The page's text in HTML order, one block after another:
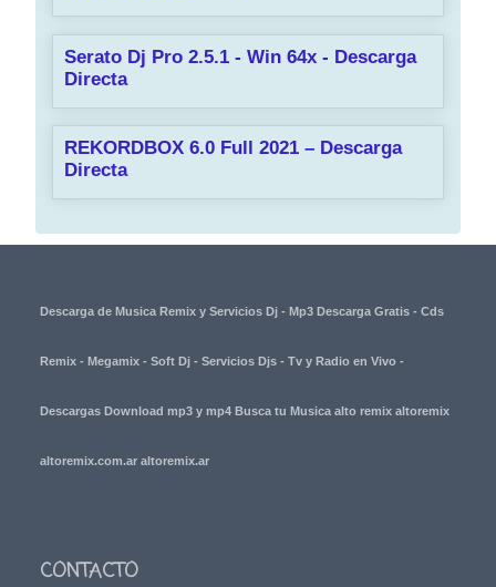
Serato Dj Pro 2.5.1 - Win 64x - Descarga
Directa
REKORDBOX 6.0 Full 2021 – Descarga
Directa
Descarga de Musica Remix y Servicios Dj - Mp3 Descarga Gratis - Cds
Remix - Megamix - Soft Dj - Servicios Djs - Tv y Radio en Vivo -
Descargas Download mp3 y mp4 Busca tu Musica alto remix altoremix
altoremix.com.ar altoremix.ar
CONTACTO